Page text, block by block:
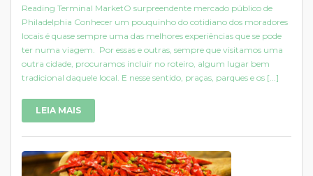
Reading Terminal MarketO surpreendente mercado público de
Philadelphia Conhecer um pouquinho do cotidiano dos moradores
locais é quase sempre uma das melhores experiências que se pode
ter numa viagem. Por essas e outras, sempre que visitamos uma
outra cidade, procuramos incluir no roteiro, algum lugar bem
tradicional daquele local. E nesse sentido, praças, parques e os [...]
LEIA MAIS